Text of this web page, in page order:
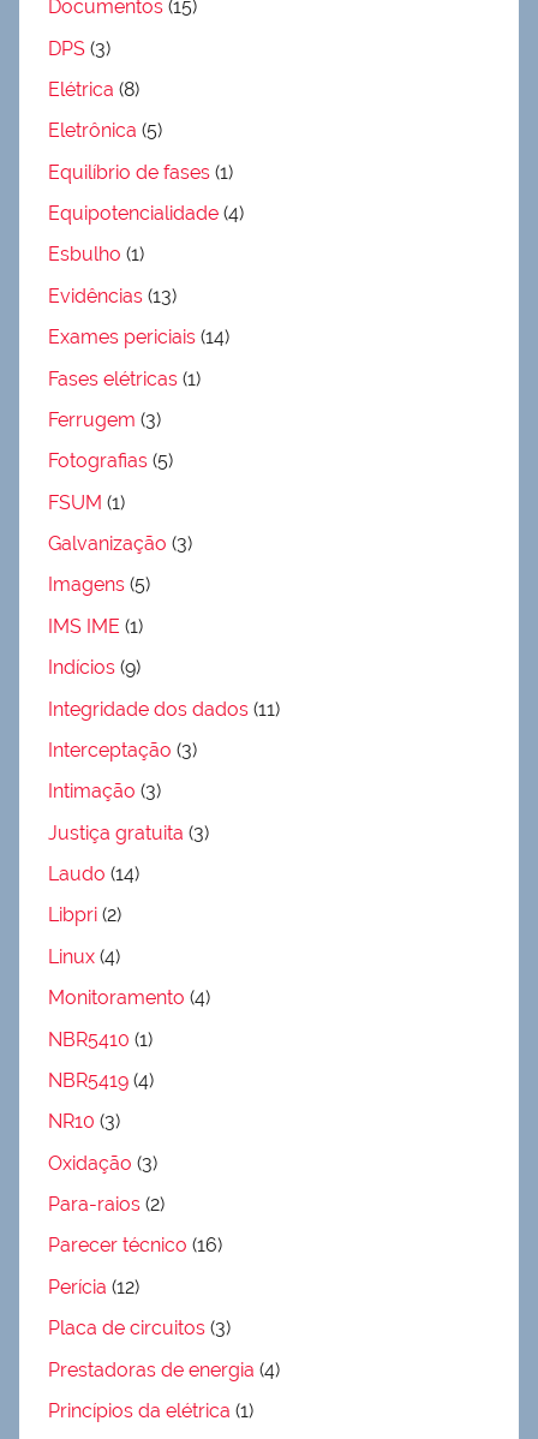
Documentos (15)
DPS (3)
Elétrica (8)
Eletrônica (5)
Equilíbrio de fases (1)
Equipotencialidade (4)
Esbulho (1)
Evidências (13)
Exames periciais (14)
Fases elétricas (1)
Ferrugem (3)
Fotografias (5)
FSUM (1)
Galvanização (3)
Imagens (5)
IMS IME (1)
Indícios (9)
Integridade dos dados (11)
Interceptação (3)
Intimação (3)
Justiça gratuita (3)
Laudo (14)
Libpri (2)
Linux (4)
Monitoramento (4)
NBR5410 (1)
NBR5419 (4)
NR10 (3)
Oxidação (3)
Para-raios (2)
Parecer técnico (16)
Perícia (12)
Placa de circuitos (3)
Prestadoras de energia (4)
Princípios da elétrica (1)